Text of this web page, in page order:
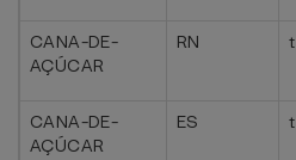
CANA-DE-
AÇÚCAR
RN t
CANA-DE-
AÇÚCAR
ES t